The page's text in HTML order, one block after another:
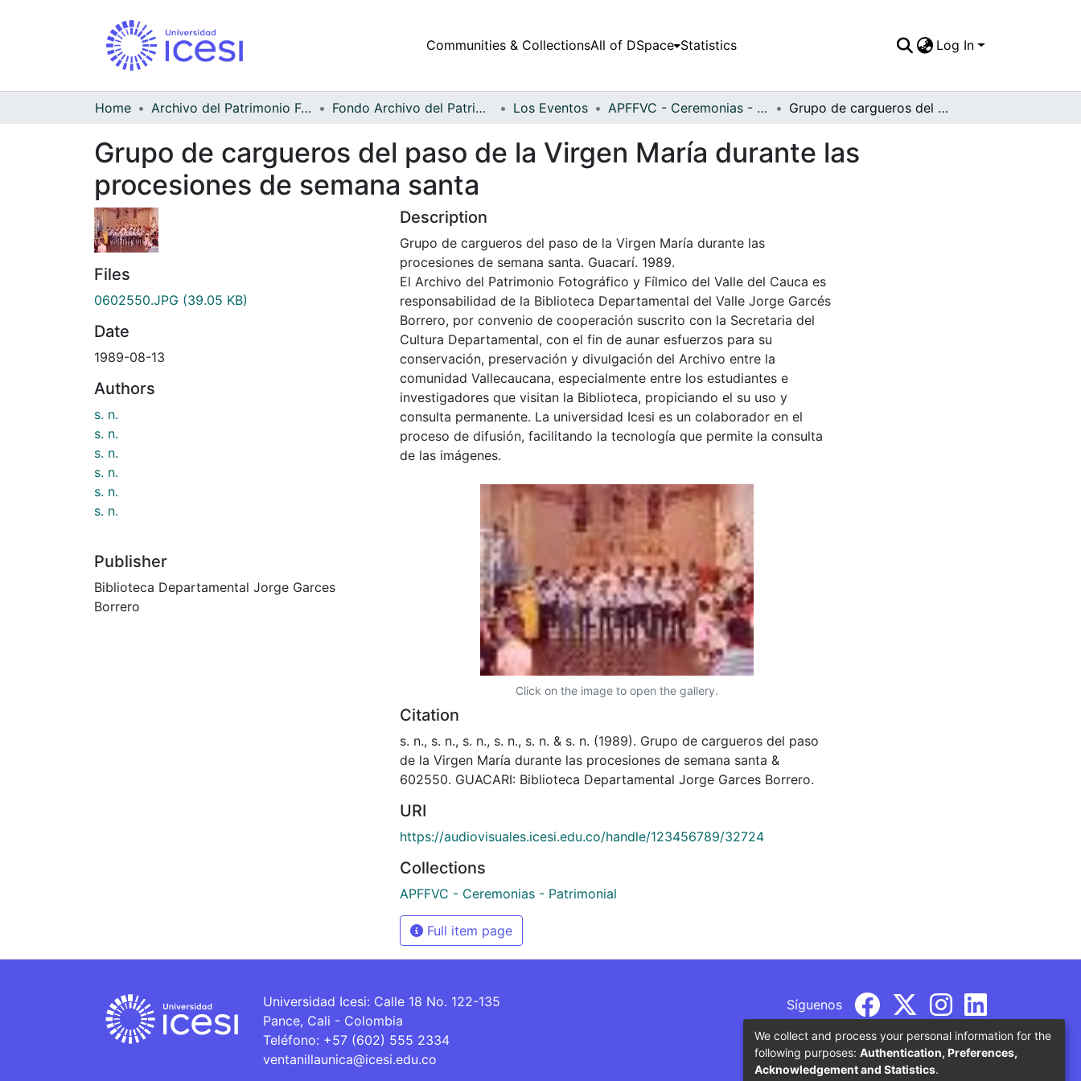
Communities & CollectionsAll of DSpace Statistics Log In
Home Archivo del Patrimonio Fotográfico y Fílmico del Valle del Cauca Fondo Archivo del Patrimonio Fotográfico y Fílmico del Valle del Cauca Los Eventos APFFVC - Ceremonias - Patrimonial Grupo de cargueros del paso de la Virgen María durante las procesiones de semana santa
Grupo de cargueros del paso de la Virgen María durante las
procesiones de semana santa
Files
0602550.JPG (39.05 KB)
Date
1989-08-13
Authors
s. n.
s. n.
s. n.
s. n.
s. n.
s. n.
Publisher
Biblioteca Departamental Jorge Garces
Borrero
Description
Grupo de cargueros del paso de la Virgen María durante las
procesiones de semana santa. Guacarí. 1989.
El Archivo del Patrimonio Fotográfico y Fílmico del Valle del Cauca es
responsabilidad de la Biblioteca Departamental del Valle Jorge Garcés
Borrero, por convenio de cooperación suscrito con la Secretaria del
Cultura Departamental, con el fin de aunar esfuerzos para su
conservación, preservación y divulgación del Archivo entre la
comunidad Vallecaucana, especialmente entre los estudiantes e
investigadores que visitan la Biblioteca, propiciando el su uso y
consulta permanente. La universidad Icesi es un colaborador en el
proceso de difusión, facilitando la tecnología que permite la consulta
de las imágenes.
Click on the image to open the gallery.
Citation
s. n., s. n., s. n., s. n., s. n. & s. n. (1989). Grupo de cargueros del paso
de la Virgen María durante las procesiones de semana santa &
602550. GUACARI: Biblioteca Departamental Jorge Garces Borrero.
URI
https://audiovisuales.icesi.edu.co/handle/123456789/32724
Collections
APFFVC - Ceremonias - Patrimonial
Full item page
Universidad Icesi: Calle 18 No. 122-135
Pance, Cali - Colombia
Teléfono: +57 (602) 555 2334
ventanillaunica@icesi.edu.co
Síguenos
We collect and process your personal information for the
following purposes: Authentication, Preferences,
Acknowledgement and Statistics.